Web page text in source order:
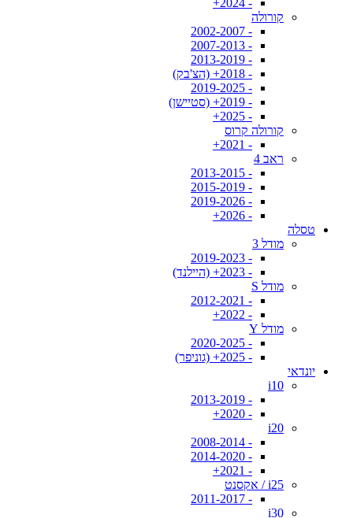
- 2024+
קורולה
- 2002-2007
- 2007-2013
- 2013-2019
- 2018+ (הצ'בק)
- 2019-2025
- 2019+ (סטיישן)
- 2025+
קורולה קרוס
- 2021+
ראב 4
- 2013-2015
- 2015-2019
- 2019-2026
- 2026+
טסלה
מודל 3
- 2019-2023
- 2023+ (היילנד)
מודל S
- 2012-2021
- 2022+
מודל Y
- 2020-2025
- 2025+ (גוניפר)
יונדאי
i10
- 2013-2019
- 2020+
i20
- 2008-2014
- 2014-2020
- 2021+
i25 / אקסנט
- 2011-2017
i30